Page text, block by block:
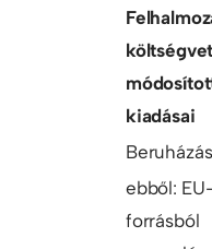
kiadásai
ebből:
forrásból